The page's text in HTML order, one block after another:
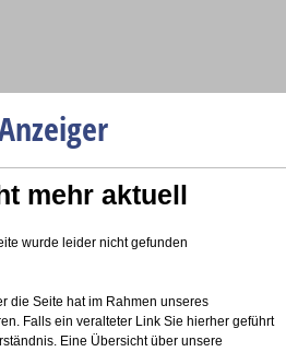
mehr aktuell
wurde leider nicht gefunden
die Seite hat im Rahmen unseres
Falls ein veralteter Link Sie hierher geführt
Eine Übersicht über unsere